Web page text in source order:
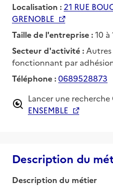
Localisation : 21 RUE
GRENOBLE
Taille de l'entreprise :10 à
Secteur d'activité :
fonctionnant par
Téléphone :0689528873
Lancer une recherche
ENSEMBLE
Description du
Description du métier